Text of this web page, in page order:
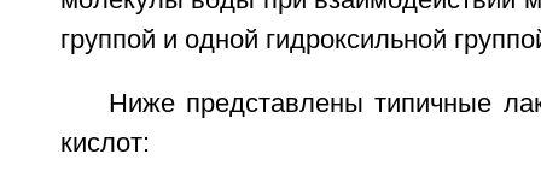
группой и одной гидроксильной
Ниже представлены типичные
кислот: